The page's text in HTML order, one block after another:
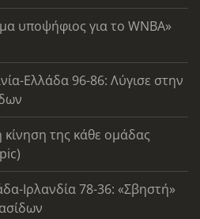
υποψήφιος για το WNBA»
Ελλάδα 96-86: Λύγισε στην
της κάθε ομάδας
Ιρλανδία 78-36: «Σβηστή»